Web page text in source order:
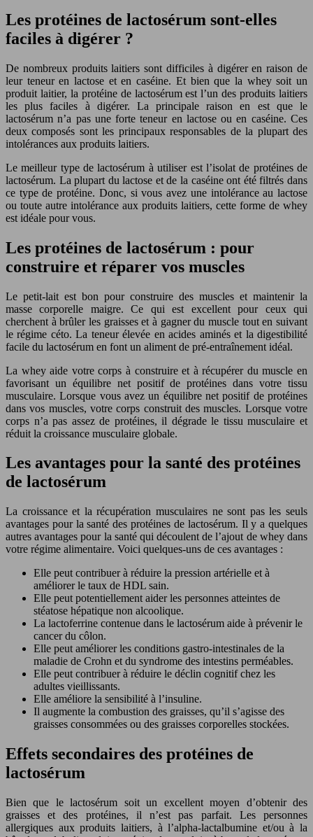
Les protéines de lactosérum sont-elles
faciles à digérer ?
De nombreux produits laitiers sont difficiles à digérer en raison de
leur teneur en lactose et en caséine. Et bien que la whey soit un
produit laitier, la protéine de lactosérum est l’un des produits laitiers
les plus faciles à digérer. La principale raison en est que le
lactosérum n’a pas une forte teneur en lactose ou en caséine. Ces
deux composés sont les principaux responsables de la plupart des
intolérances aux produits laitiers.
Le meilleur type de lactosérum à utiliser est l’isolat de protéines de
lactosérum. La plupart du lactose et de la caséine ont été filtrés dans
ce type de protéine. Donc, si vous avez une intolérance au lactose
ou toute autre intolérance aux produits laitiers, cette forme de whey
est idéale pour vous.
Les protéines de lactosérum : pour
construire et réparer vos muscles
Le petit-lait est bon pour construire des muscles et maintenir la
masse corporelle maigre. Ce qui est excellent pour ceux qui
cherchent à brûler les graisses et à gagner du muscle tout en suivant
le régime céto. La teneur élevée en acides aminés et la digestibilité
facile du lactosérum en font un aliment de pré-entraînement idéal.
La whey aide votre corps à construire et à récupérer du muscle en
favorisant un équilibre net positif de protéines dans votre tissu
musculaire. Lorsque vous avez un équilibre net positif de protéines
dans vos muscles, votre corps construit des muscles. Lorsque votre
corps n’a pas assez de protéines, il dégrade le tissu musculaire et
réduit la croissance musculaire globale.
Les avantages pour la santé des protéines
de lactosérum
La croissance et la récupération musculaires ne sont pas les seuls
avantages pour la santé des protéines de lactosérum. Il y a quelques
autres avantages pour la santé qui découlent de l’ajout de whey dans
votre régime alimentaire. Voici quelques-uns de ces avantages :
Elle peut contribuer à réduire la pression artérielle et à
améliorer le taux de HDL sain.
Elle peut potentiellement aider les personnes atteintes de
stéatose hépatique non alcoolique.
La lactoferrine contenue dans le lactosérum aide à prévenir le
cancer du côlon.
Elle peut améliorer les conditions gastro-intestinales de la
maladie de Crohn et du syndrome des intestins perméables.
Elle peut contribuer à réduire le déclin cognitif chez les
adultes vieillissants.
Elle améliore la sensibilité à l’insuline.
Il augmente la combustion des graisses, qu’il s’agisse des
graisses consommées ou des graisses corporelles stockées.
Effets secondaires des protéines de
lactosérum
Bien que le lactosérum soit un excellent moyen d’obtenir des
graisses et des protéines, il n’est pas parfait. Les personnes
allergiques aux produits laitiers, à l’alpha-lactalbumine et/ou à la